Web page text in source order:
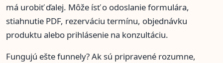
má urobiť ďalej. Môže ísť o odoslanie formulára,
stiahnutie PDF, rezerváciu termínu, objednávku
produktu alebo prihlásenie na konzultáciu.
Fungujú ešte funnely? Ak sú pripravené rozumne,